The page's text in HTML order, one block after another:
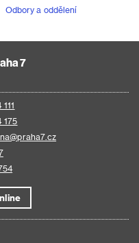
Odbory a oddělení
7
175